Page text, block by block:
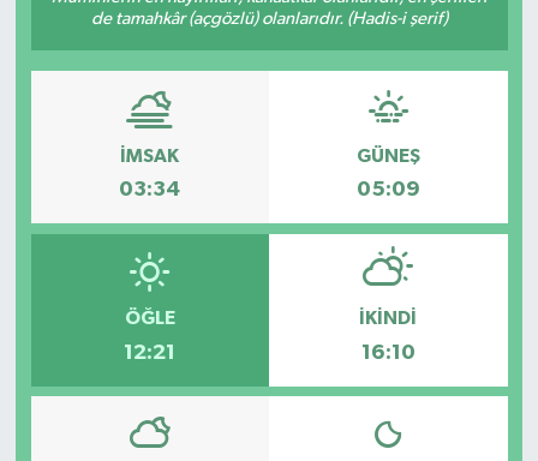
de tamahkâr (açgözlü) olanlarıdır. (Hadis-i şerif)
İMSAK
03:34
GÜNEŞ
05:09
ÖĞLE
12:21
İKINDI
16:10
Eğitim